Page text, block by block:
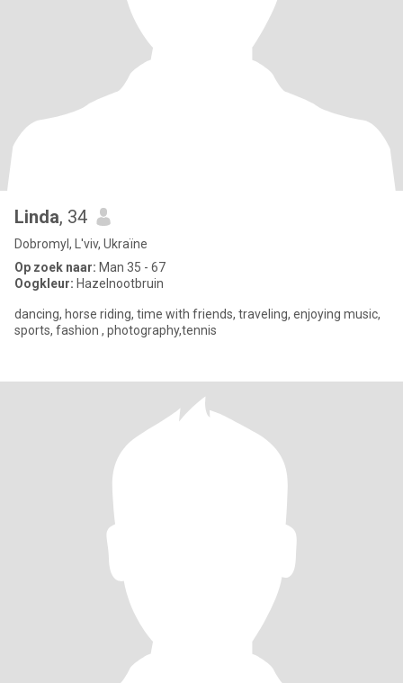
Linda, 34
Dobromyl, L'viv, Ukraïne
Op zoek naar: Man 35 - 67
Oogkleur: Hazelnootbruin
dancing, horse riding, time with friends, traveling, enjoying music,
sports, fashion , photography,tennis